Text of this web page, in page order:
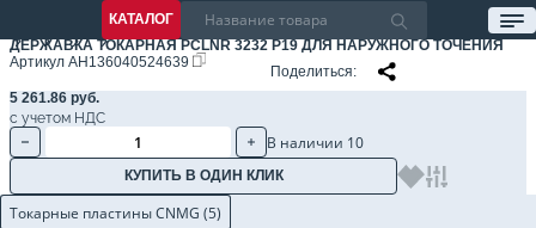
КАТАЛОГ
ДЕРЖАВКА ТОКАРНАЯ PCLNR 3232 P19 ДЛЯ НАРУЖНОГО ТОЧЕНИЯ
Артикул AH136040524639
Поделиться
5 261.86 руб.
с учетом НДС
В наличии 10
КУПИТЬ В ОДИН КЛИК
Токарные пластины CNMG (5)